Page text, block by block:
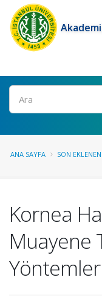
Ara
ANA SAYFA SON
Kornea
Muayene